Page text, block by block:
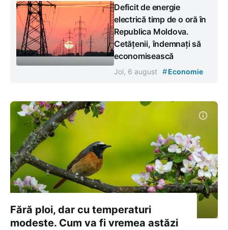
Deficit de energie
electrică timp de o oră în
Republica Moldova.
Cetățenii, îndemnați să
economisească
Joi, 6 august #Economie
Fără ploi, dar cu temperaturi
modeste. Cum va fi vremea astăzi